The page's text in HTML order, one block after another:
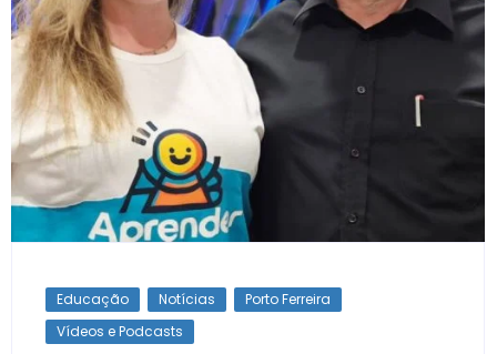
Educação Notícias
Porto Ferreira
Vídeos e Podcasts